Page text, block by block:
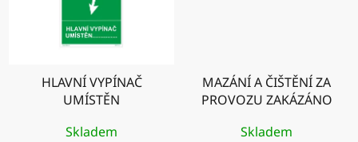
HLAVNÍ VYPÍNAČ
UMÍSTĚN
Skladem
MAZÁNÍ A ČIŠTĚNÍ ZA
PROVOZU ZAKÁZÁNO
Skladem